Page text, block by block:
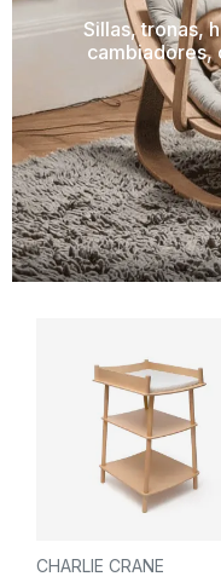
Sillas, tronas,
cambiadores,
CHARLIE CRANE